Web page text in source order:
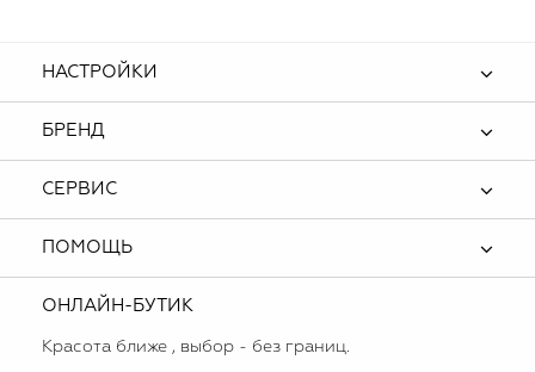
НАСТРОЙКИ
БРЕНД
СЕРВИС
ПОМОЩЬ
ОНЛАЙН-БУТИК
Красота ближе , выбор - без границ.